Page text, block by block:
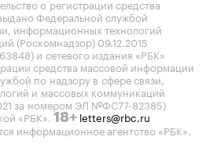
о регистрации средства
Федеральной службой
информационных технологий
(Роскомнадзор) 09.12.2015
и сетевого издания «РБК»
средства массовой информации
по надзору в сфере связи,
и массовых коммуникаций
за номером ЭЛ №ФС77-82385)
«РБК». 18+ letters@rbc.ru
информационное агентство «РБК».